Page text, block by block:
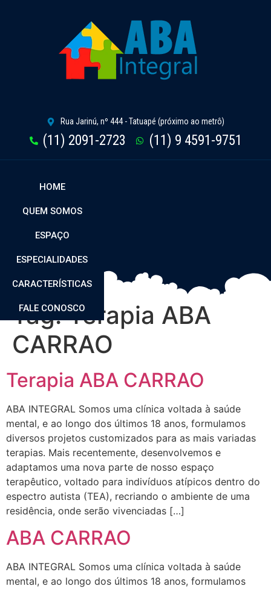
Rua Jarinú, nº 444 - Tatuapé (próximo ao metrô)
(11) 2091-2723 (11) 9 4591-9751
HOME
QUEM SOMOS
ESPAÇO
ESPECIALIDADES
CARACTERÍSTICAS
FALE CONOSCO
Tag:Terapia ABA
CARRAO
Terapia ABA CARRAO
ABA INTEGRAL Somos uma clínica voltada à saúde
mental, e ao longo dos últimos 18 anos, formulamos
diversos projetos customizados para as mais variadas
terapias. Mais recentemente, desenvolvemos e
adaptamos uma nova parte de nosso espaço
terapêutico, voltado para indivíduos atípicos dentro do
espectro autista (TEA), recriando o ambiente de uma
residência, onde serão vivenciadas […]
ABA CARRAO
ABA INTEGRAL Somos uma clínica voltada à saúde
mental, e ao longo dos últimos 18 anos, formulamos